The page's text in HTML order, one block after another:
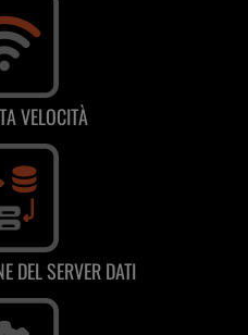
VELOCITÀ
DEL SERVER DATI